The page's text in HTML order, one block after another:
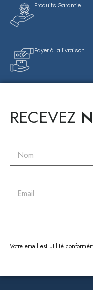
Produits Garantie
Payer à la livraison
RECEVEZ
Votre email est utilité